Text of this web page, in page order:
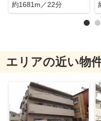
約1681m／22分
エリアの近い物